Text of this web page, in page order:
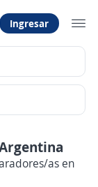
Ingresar
as en